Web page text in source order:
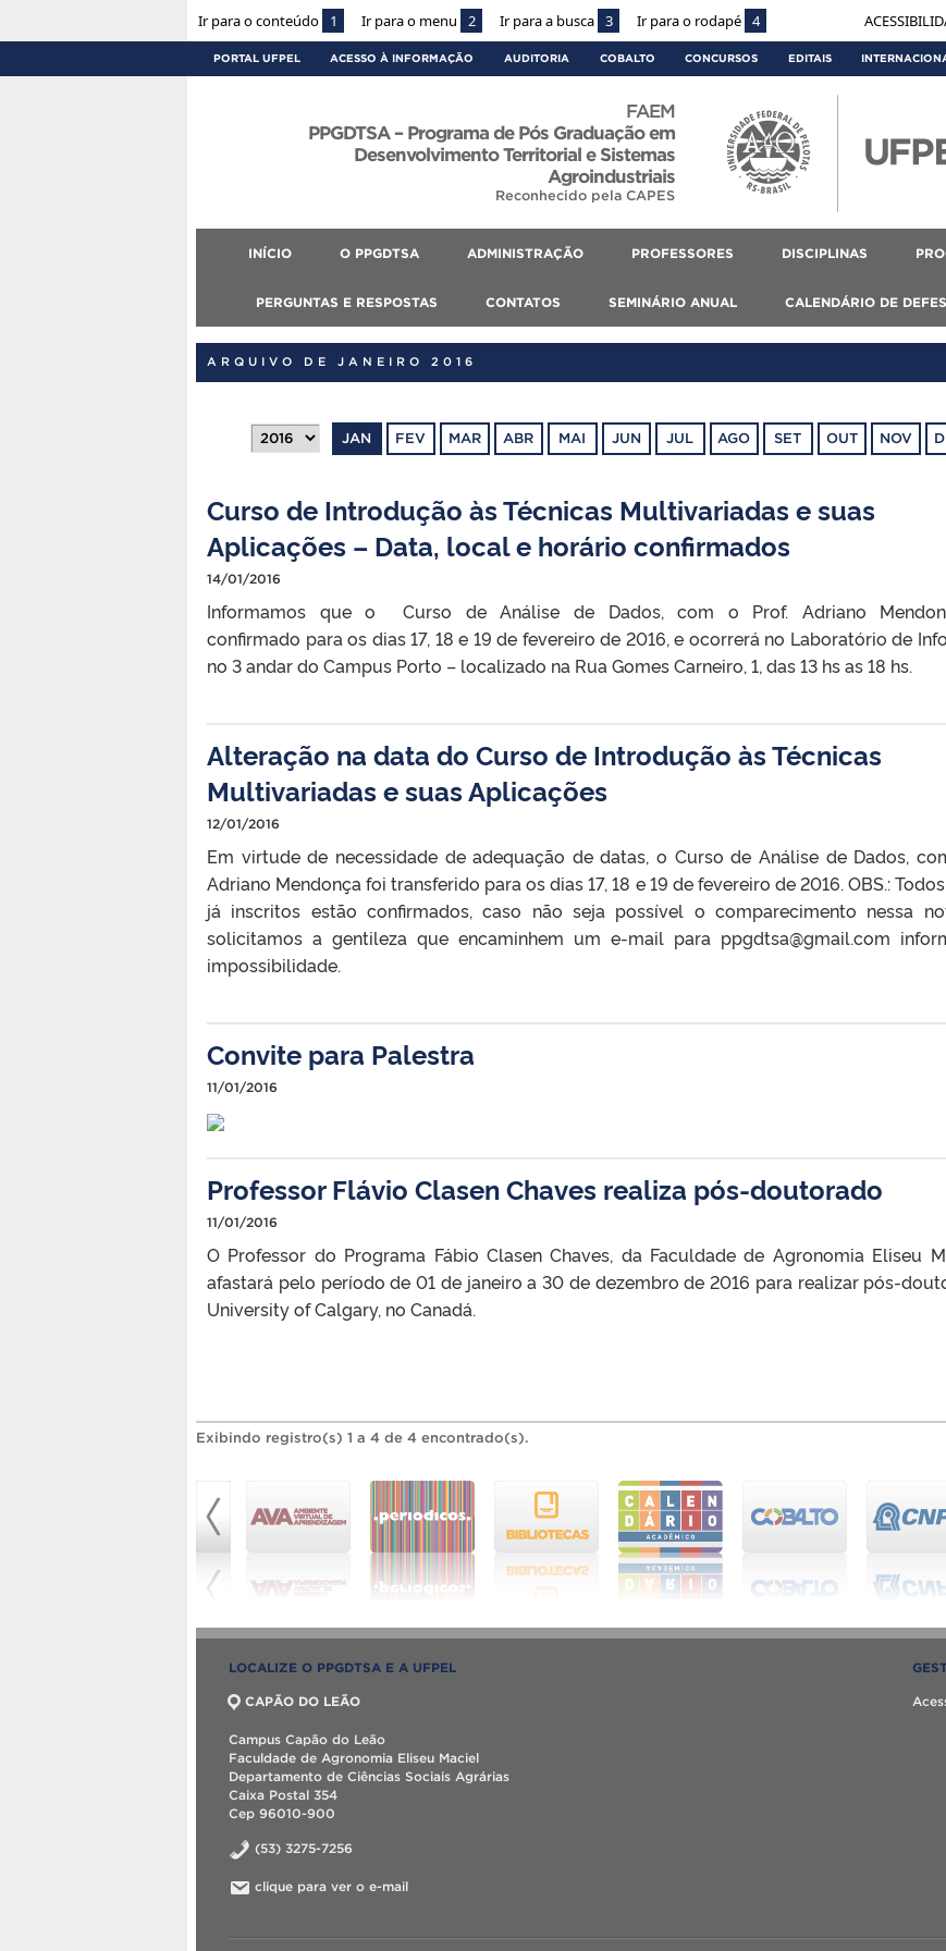
Ir para o conteúdo 1 Ir para o menu 2 Ir para a busca 3 Ir para o rodapé 4
PORTAL UFPEL ACESSO À INFORMAÇÃO AUDITORIA COBALTO CONCURSOS EDITAIS
FAEM
PPGDTSA – Programa de Pós Graduação em
Desenvolvimento Territorial e Sistemas
Agroindustriais
Reconhecido pela CAPES
INÍCIO O PPGDTSA ADMINISTRAÇÃO PROFESSORES DISCIPLINAS
PERGUNTAS E RESPOSTAS CONTATOS SEMINÁRIO ANUAL CALENDÁRIO DE
ARQUIVO DE JANEIRO 2016
JAN FEV MAR ABR MAI JUN JUL AGO SET OUT NOV
Curso de Introdução às Técnicas Multivariadas e suas
Aplicações – Data, local e horário confirmados
14/01/2016
Informamos que o Curso de Análise de Dados, com o Prof. Adriano
confirmado para os dias 17, 18 e 19 de fevereiro de 2016, e ocorrerá no Laboratório de
no 3 andar do Campus Porto – localizado na Rua Gomes Carneiro, 1, das 13 hs as 18 hs.
Alteração na data do Curso de Introdução às Técnicas
Multivariadas e suas Aplicações
12/01/2016
Em virtude de necessidade de adequação de datas, o Curso de Análise de Dados,
Adriano Mendonça foi transferido para os dias 17, 18 e 19 de fevereiro de 2016. OBS.:
já inscritos estão confirmados, caso não seja possível o comparecimento nessa
solicitamos a gentileza que encaminhem um e-mail para ppgdtsa@gmail.com
impossibilidade.
Convite para Palestra
11/01/2016
Professor Flávio Clasen Chaves realiza pós-doutorado
11/01/2016
O Professor do Programa Fábio Clasen Chaves, da Faculdade de Agronomia Eliseu
afastará pelo período de 01 de janeiro a 30 de dezembro de 2016 para realizar pós-
University of Calgary, no Canadá.
Exibindo registro(s) 1 a 4 de 4 encontrado(s).
LOCALIZE O PPGDTSA E A UFPEL
CAPÃO DO LEÃO
Campus Capão do Leão
Faculdade de Agronomia Eliseu Maciel
Departamento de Ciências Sociais Agrárias
Caixa Postal 354
Cep 96010-900
(53) 3275-7256
clique para ver o e-mail